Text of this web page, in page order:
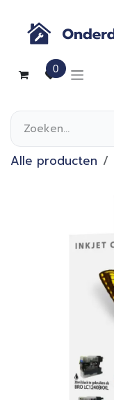
0
Alle producten